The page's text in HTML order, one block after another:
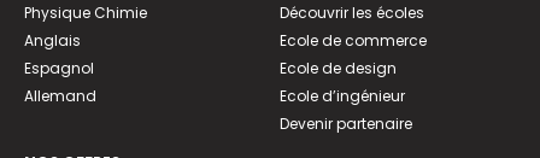
Physique Chimie
Anglais
Espagnol
Allemand
Découvrir les écoles
Ecole de commerce
Ecole de design
Ecole d’ingénieur
Devenir partenaire